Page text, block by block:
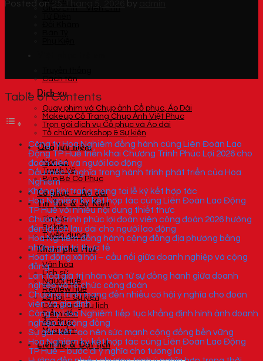
Giao Lĩnh – Viên Lĩnh
Cách tân
Dịch vụ
Quay phim và Chụp ảnh Cổ phục, Áo Dài
Makeup Cổ Trang Chụp Ảnh Việt Phục
Trọn gói dịch vụ Cổ phục và Áo dài
Tổ chức Workshop & Sự kiện
Quà lưu niệm
Nón Lá
Tranh Vẽ
Búp Bê Cổ Phục
Cổ phục – Áo dài
Tin Tức & Sự Kiện
Tin tức
Sự kiện
Tuyển dụng
Khám phá Huế
Văn hóa
Lịch sử
Người Huế
Review Huế
Lễ hội – Sự kiện
Cẩm nang du lịch
Điểm đến
Ẩm thực
Mua sắm
Liên hệ & Đặt lịch
Posted on 25 Tháng 5, 2026
Table of Contents
Công ty Hoa Nghiêm đồng hành cùng Liên Đoàn Lao
Động TP Huế triển khai Chương Trình Phúc Lợi 2026 cho
đoàn viên và người lao động
Dấu mốc ý nghĩa trong hành trình phát triển của Hoa
Nghiêm
Không khí trang trọng tại lễ ký kết hợp tác
Hoa Nghiêm ký kết hợp tác cùng Liên Đoàn Lao Động
TP Huế với nhiều nội dung thiết thực
Chương trình phúc lợi đoàn viên công đoàn 2026 hướng
đến lợi ích lâu dài cho người lao động
Hoa Nghiêm đồng hành cộng đồng địa phương bằng
những giá trị thực tế
Hoạt động xã hội – cầu nối giữa doanh nghiệp và cộng
đồng
Lan tỏa giá trị nhân văn từ sự đồng hành giữa doanh
nghiệp và tổ chức công đoàn
Chương trình mang đến nhiều cơ hội ý nghĩa cho đoàn
viên và gia đình
Công ty Hoa Nghiêm tiếp tục khẳng định hình ảnh doanh
nghiệp vì cộng đồng
Sự gắn kết tạo nên sức mạnh cộng đồng bền vững
Hoa Nghiêm ký kết hợp tác cùng Liên Đoàn Lao Động
TP Huế – bước đi ý nghĩa cho tương lai